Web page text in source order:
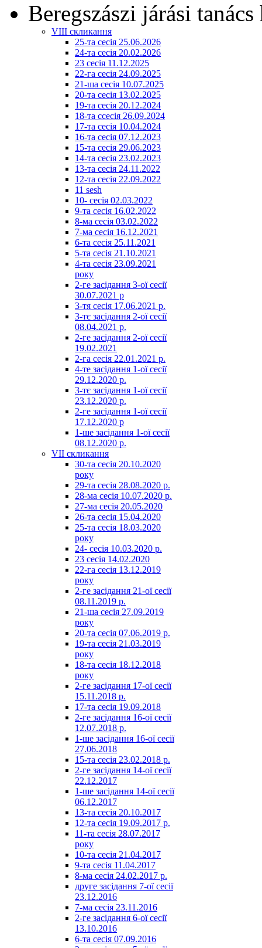
Beregszászi járási
VIII скликання
25-та сесія 25.06.2026
24-та сесія 20.02.2026
23 сесія 11.12.2025
22-га сесія 24.09.2025
21-ша сесія 10.07.2025
20-та сесія 13.02.2025
19-та сесія 20.12.2024
18-та ссесія 26.09.2024
17-та сесія 10.04.2024
16-та сесія 07.12.2023
15-та сесія 29.06.2023
14-та сесія 23.02.2023
13-та сесія 24.11.2022
12-та сесія 22.09.2022
11 sesh
10- сесія 02.03.2022
9-та сесія 16.02.2022
8-ма сесія 03.02.2022
7-ма сесія 16.12.2021
6-та сесія 25.11.2021
5-та сесія 21.10.2021
4-та сесія 23.09.2021
року
2-ге засідання 3-ої сесії
30.07.2021 р
3-тя сесія 17.06.2021 р.
3-тє засідання 2-ої сесії
08.04.2021 р.
2-ге засідання 2-ої сесії
19.02.2021
2-га сесія 22.01.2021 р.
4-те засідання 1-ої сесії
29.12.2020 р.
3-тє засідання 1-ої сесії
23.12.2020 р.
2-ге засідання 1-ої сесії
17.12.2020 р
1-ше засідання 1-ої сесії
08.12.2020 р.
VII скликання
30-та сесія 20.10.2020
року
29-та сесія 28.08.2020 р.
28-ма сесія 10.07.2020 р.
27-ма сесія 20.05.2020
26-та сесія 15.04.2020
25-та сесія 18.03.2020
року
24- сесія 10.03.2020 р.
23 сесія 14.02.2020
22-га сесія 13.12.2019
року
2-ге засідання 21-ої сесії
08.11.2019 р.
21-ша сесія 27.09.2019
року
20-та сесія 07.06.2019 р.
19-та сесія 21.03.2019
року
18-та сесія 18.12.2018
року
2-ге засідання 17-ої сесії
15.11.2018 р.
17-та сесія 19.09.2018
2-ге засідання 16-ої сесії
12.07.2018 р.
1-ше засідання 16-ої сесії
27.06.2018
15-та сесія 23.02.2018 р.
2-ге засідання 14-ої сесії
22.12.2017
1-ше засідання 14-ої сесії
06.12.2017
13-та сесія 20.10.2017
12-та сесія 19.09.2017 р.
11-та сесія 28.07.2017
року
10-та сесія 21.04.2017
9-та сесія 11.04.2017
8-ма сесія 24.02.2017 р.
друге засідання 7-ої сесії
23.12.2016
7-ма сесія 23.11.2016
2-ге засідання 6-ої сесії
13.10.2016
6-та сесія 07.09.2016